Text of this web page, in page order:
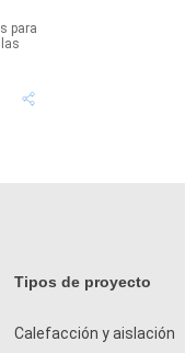
para
Tipos de proyecto
Calefacción y aislación